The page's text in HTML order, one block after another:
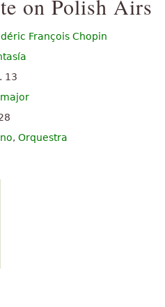
on Polish Airs
François Chopin
13
, Orquestra